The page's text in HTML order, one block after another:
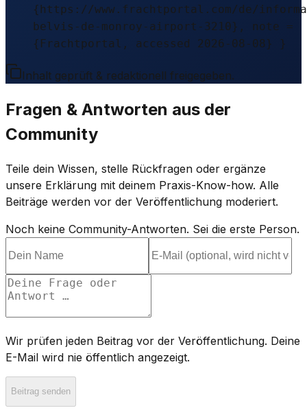
{https://www.frachtportal.com/de/
belvis-de-monroy-airport-3210}, note =
{Frachtportal, accessed 2026-08-08} }
Inhalt geprüft & redaktionell freigegeben.
Fragen & Antworten aus der
Community
Teile dein Wissen, stelle Rückfragen oder ergänze
unsere Erklärung mit deinem Praxis-Know-how. Alle
Beiträge werden vor der Veröffentlichung moderiert.
Noch keine Community-Antworten. Sei die erste Person.
Wir prüfen jeden Beitrag vor der Veröffentlichung. Deine
E-Mail wird nie öffentlich angezeigt.
Beitrag senden